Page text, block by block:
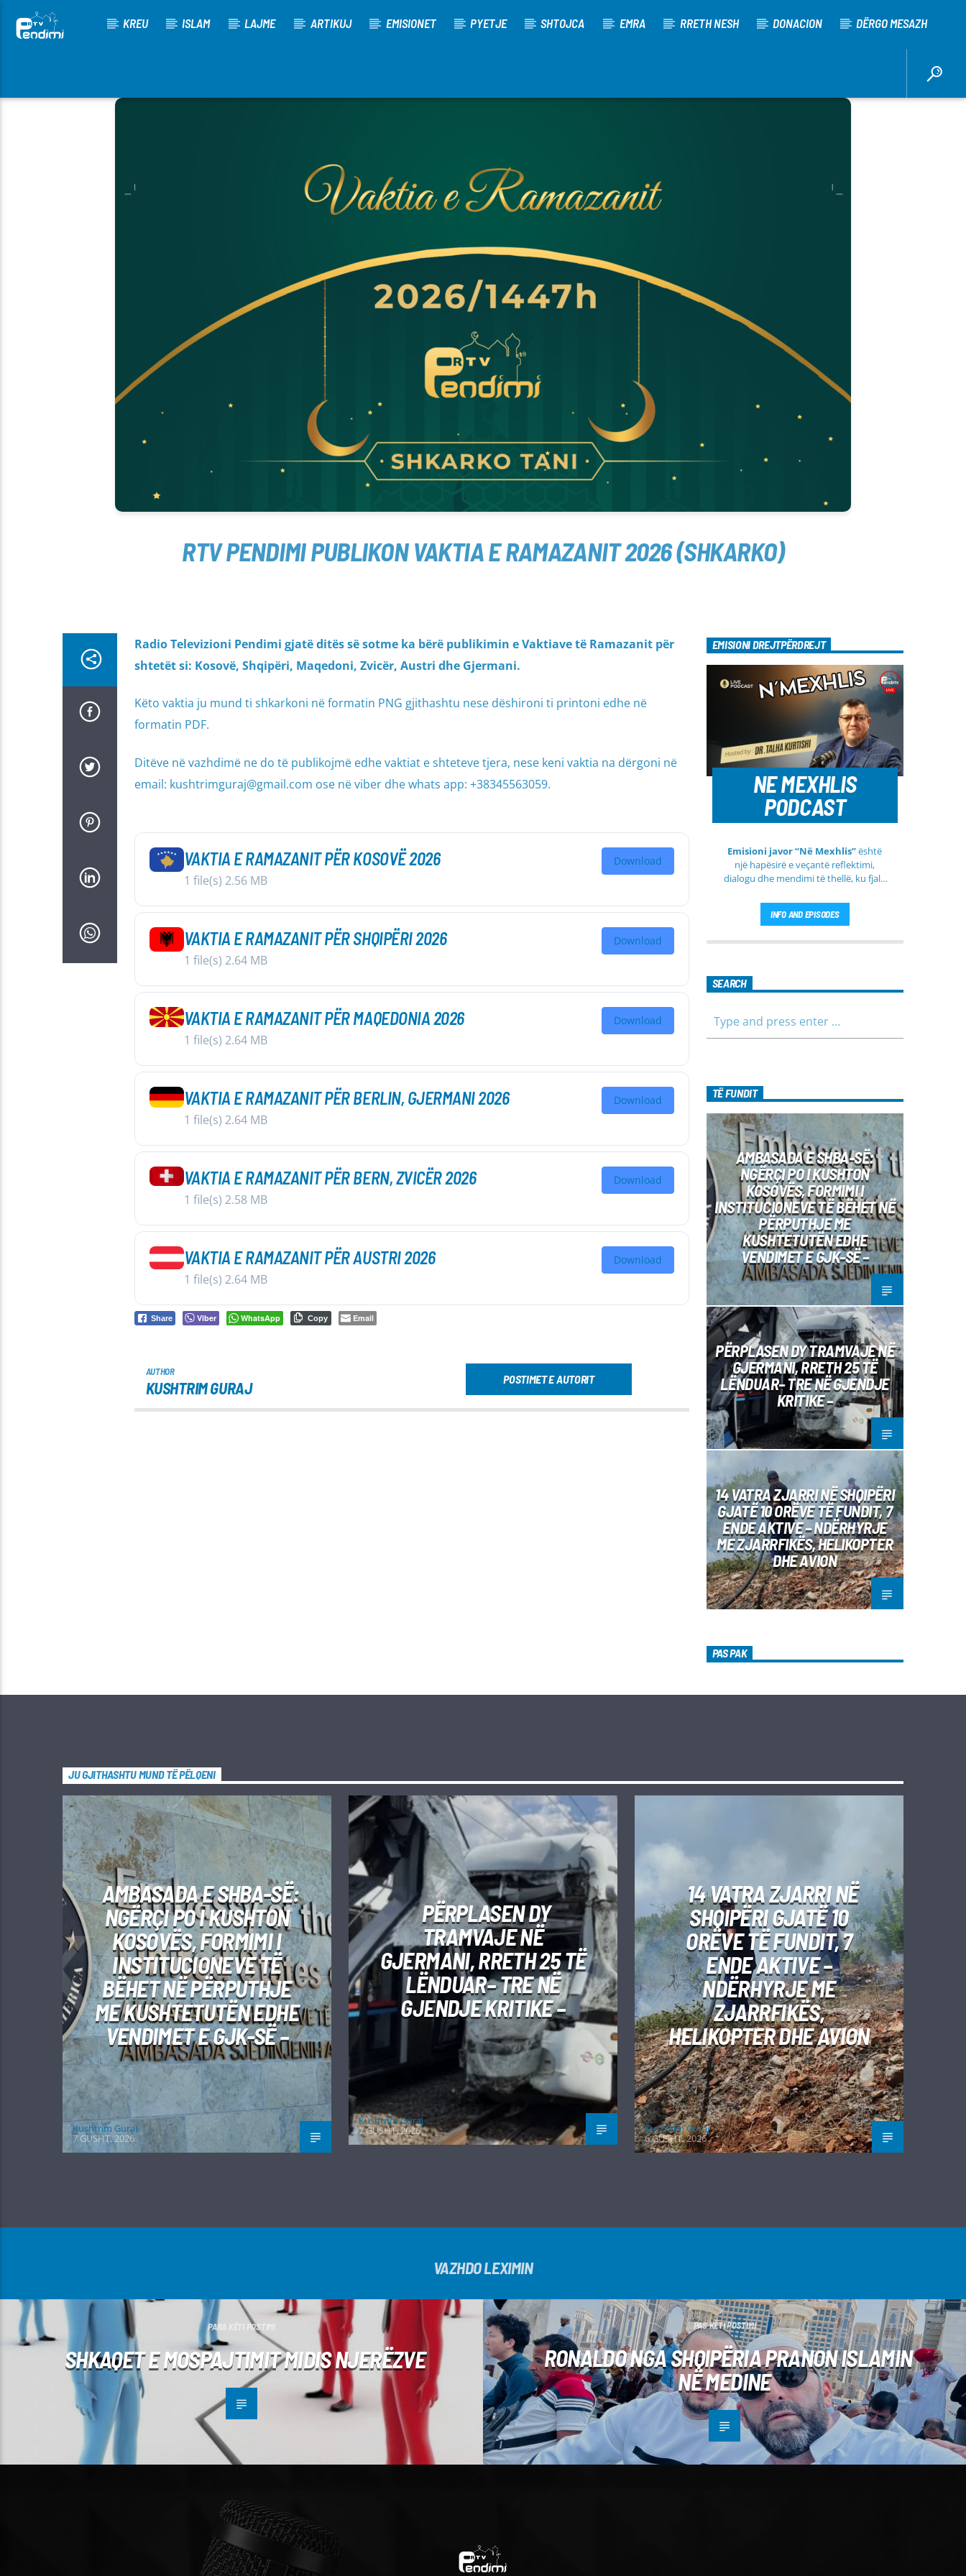
KREU ISLAM LAJME ARTIKUJ EMISIONET PYETJE SHTOJCA EMRA RRETH NESH DONACION DËRGO MESAZH
[There are no radio stations in the database]
RTV PENDIMI PUBLIKON VAKTIA E RAMAZANIT 2026 (SHKARKO)
Radio Televizioni Pendimi gjatë ditës së sotme ka bërë publikimin e Vaktiave të Ramazanit për
shtetët si: Kosovë, Shqipëri, Maqedoni, Zvicër, Austri dhe Gjermani.
Këto vaktia ju mund ti shkarkoni në formatin PNG gjithashtu nese dëshironi ti printoni edhe në
formatin PDF.
Ditëve në vazhdimë ne do të publikojmë edhe vaktiat e shteteve tjera, nese keni vaktia na dërgoni në
email: kushtrimguraj@gmail.com ose në viber dhe whats app: +38345563059.
VAKTIA E RAMAZANIT PËR KOSOVË 2026
1 file(s) 2.56 MB
Download
VAKTIA E RAMAZANIT PËR SHQIPËRI 2026
1 file(s) 2.64 MB
Download
VAKTIA E RAMAZANIT PËR MAQEDONIA 2026
1 file(s) 2.64 MB
Download
VAKTIA E RAMAZANIT PËR BERLIN, GJERMANI 2026
1 file(s) 2.64 MB
Download
VAKTIA E RAMAZANIT PËR BERN, ZVICËR 2026
1 file(s) 2.58 MB
Download
VAKTIA E RAMAZANIT PËR AUSTRI 2026
1 file(s) 2.64 MB
Download
Share Viber WhatsApp Copy Email
AUTHOR
KUSHTRIM GURAJ POSTIMET E AUTORIT
EMISIONI DREJTPËRDREJT
NE MEXHLIS
PODCAST
Emisioni javor “Në Mexhlis”është
një hapësirë e veçantë reflektimi,
dialogu dhe mendimi të thellë, ku fjala
kuptim të veçantë. Ky emision
transmetohetdrejtpërdrejt çdo të
formë komunikimi të hapur, të qetë
INFO AND EPISODES
SEARCH
TË FUNDIT
AMBASADA E SHBA-SË:
NGËRÇI PO I KUSHTON
KOSOVËS, FORMIMI I
INSTITUCIONEVE TË BËHET NË
PËRPUTHJE ME
KUSHTETUTËN EDHE
VENDIMET E GJK-SË –
PËRPLASEN DY TRAMVAJE NË
GJERMANI, RRETH 25 TË
LËNDUAR– TRE NË GJENDJE
KRITIKE –
14 VATRA ZJARRI NË SHQIPËRI
GJATË 10 ORËVE TË FUNDIT, 7
ENDE AKTIVE – NDËRHYRJE
ME ZJARRFIKËS, HELIKOPTER
DHE AVION
PAS PAK
JU GJITHASHTU MUND TË PËLQENI
AMBASADA E SHBA-SË:
NGËRÇI PO I KUSHTON
KOSOVËS, FORMIMI I
INSTITUCIONEVE TË
BËHET NË PËRPUTHJE
ME KUSHTETUTËN EDHE
VENDIMET E GJK-SË –
Kushtrim Guraj
7 GUSHT, 2026
PËRPLASEN DY
TRAMVAJE NË
GJERMANI, RRETH 25 TË
LËNDUAR– TRE NË
GJENDJE KRITIKE –
Kushtrim Guraj
7 GUSHT, 2026
14 VATRA ZJARRI NË
SHQIPËRI GJATË 10
ORËVE TË FUNDIT, 7
ENDE AKTIVE –
NDËRHYRJE ME
ZJARRFIKËS,
HELIKOPTER DHE AVION
Kushtrim Guraj
6 GUSHT, 2026
VAZHDO LEXIMIN
PARA KËTI POSTIMI
SHKAQET E MOSPAJTIMIT MIDIS NJERËZVE
PAS KËTI POSTIMI
RONALDO NGA SHQIPËRIA PRANON ISLAMIN
NË MEDINE